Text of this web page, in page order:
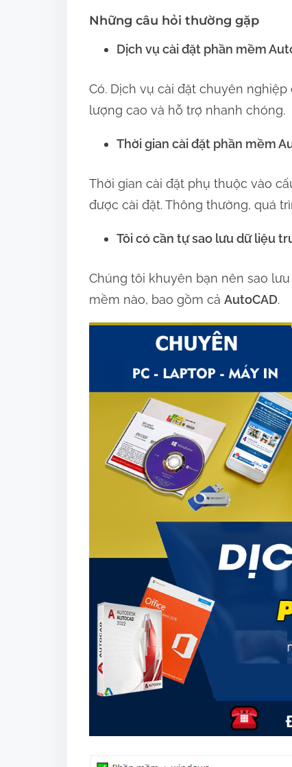
Những câu hỏi thường gặp
Dịch vụ cài đặt phần mềm
Có. Dịch vụ cài đặt chuyên
lượng cao và hỗ trợ nhanh chóng.
Thời gian cài đặt phần mềm
Thời gian cài đặt phụ thuộc vào
được cài đặt. Thông thường, quá
Tôi có cần tự sao lưu dữ liệu
Chúng tôi khuyên bạn nên sao
mềm nào, bao gồm cả AutoCAD.